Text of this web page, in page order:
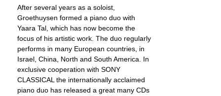
After several years as a soloist,
Groethuysen formed a piano duo with
Yaara Tal, which has now become the
focus of his artistic work. The duo regularly
performs in many European countries, in
Israel, China, North and South America. In
exclusive cooperation with SONY
CLASSICAL the internationally acclaimed
piano duo has released a great many CDs